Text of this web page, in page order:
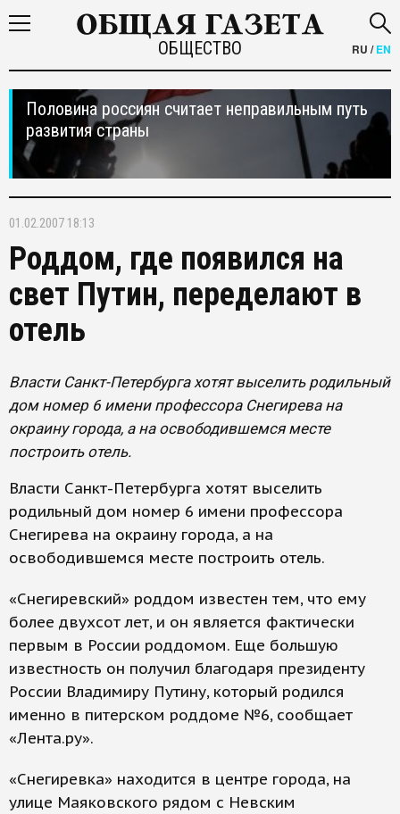
ОБЩЕСТВО RU /EN
Половина россиян считает неправильным путь
развития страны
01.02.2007 18:13
Роддом, где появился на
свет Путин, переделают в
отель
Власти Санкт-Петербурга хотят выселить родильный
дом номер 6 имени профессора Снегирева на
окраину города, а на освободившемся месте
построить отель.
Власти Санкт-Петербурга хотят выселить
родильный дом номер 6 имени профессора
Снегирева на окраину города, а на
освободившемся месте построить отель.
«Снегиревский» роддом известен тем, что ему
более двухсот лет, и он является фактически
первым в России роддомом. Еще большую
известность он получил благодаря президенту
России Владимиру Путину, который родился
именно в питерском роддоме №6, сообщает
«Лента.ру».
«Снегиревка» находится в центре города, на
улице Маяковского рядом с Невским